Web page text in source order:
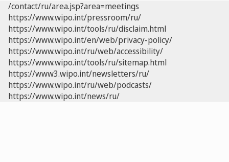
/contact/ru/area.jsp?area=meetings
https://www.wipo.int/pressroom/ru/
https://www.wipo.int/tools/ru/disclaim.html
https://www.wipo.int/en/web/privacy-policy/
https://www.wipo.int/ru/web/accessibility/
https://www.wipo.int/tools/ru/sitemap.html
https://www3.wipo.int/newsletters/ru/
https://www.wipo.int/ru/web/podcasts/
https://www.wipo.int/news/ru/